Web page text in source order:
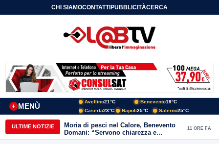
CHI SIAMOCONTATTIPUBBLICITÀCERCA
MENÙ
+
Avellino21°C Benevento19°C
Caserta23°C Napoli25°C Salerno25°C
ULTIME NOTIZIE
Moria di pesci nel Calore, Benevento
Domani: “Servono chiarezza e
approfondimenti sulla gestione
11 ORE FA